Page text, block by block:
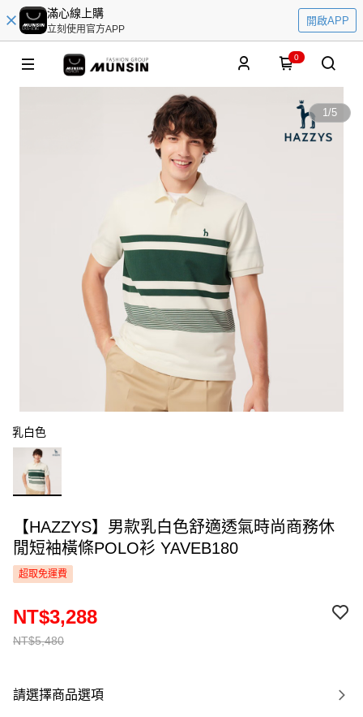
滿心線上購
立刻使用官方APP
開啟APP
0
1/5
乳白色
【HAZZYS】男款乳白色舒適透氣時尚商務休
閒短袖橫條POLO衫 YAVEB180
超取免運費
NT$5,480
NT$3,288
請選擇商品選項